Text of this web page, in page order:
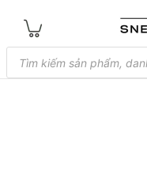
Tìm
kiếm
sản